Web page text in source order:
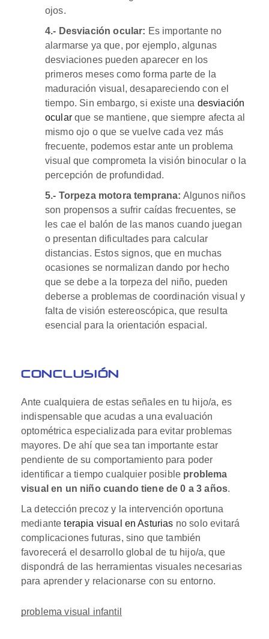
ojos.
4.- Desviación ocular: Es importante no
alarmarse ya que, por ejemplo, algunas
desviaciones pueden aparecer en los
primeros meses como forma parte de la
maduración visual, desapareciendo con el
tiempo. Sin embargo, si existe una desviación
ocularque se mantiene, que siempre afecta al
mismo ojo o que se vuelve cada vez más
frecuente, podemos estar ante un problema
visual que comprometa la visión binocular o la
percepción de profundidad.
5.- Torpeza motora temprana: Algunos niños
son propensos a sufrir caídas frecuentes, se
les cae el balón de las manos cuando juegan
o presentan dificultades para calcular
distancias. Estos signos, que en muchas
ocasiones se normalizan dando por hecho
que se debe a la torpeza del niño, pueden
deberse a problemas de coordinación visual y
falta de visión estereoscópica, que resulta
esencial para la orientación espacial.
CONCLUSIÓN
Ante cualquiera de estas señales en tu hijo/a, es
indispensable que acudas a una evaluación
optométrica especializada para evitar problemas
mayores. De ahí que sea tan importante estar
pendiente de su comportamiento para poder
identificar a tiempo cualquier posible problema
visual en un niño cuando tiene de 0 a 3 años.
La detección precoz y la intervención oportuna
medianteterapia visual en Asturias no solo evitará
complicaciones futuras, sino que también
favorecerá el desarrollo global de tu hijo/a, que
dispondrá de las herramientas visuales necesarias
para aprender y relacionarse con su entorno.
problema visual infantil